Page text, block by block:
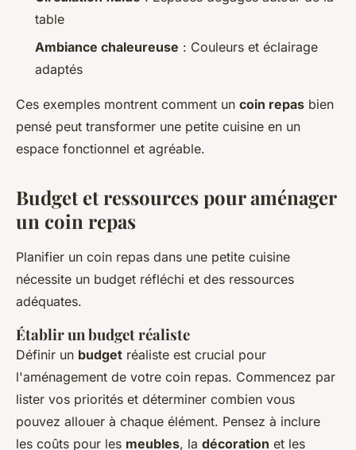
table
Ambiance chaleureuse : Couleurs et éclairage
adaptés
Ces exemples montrent comment un coin repas bien
pensé peut transformer une petite cuisine en un
espace fonctionnel et agréable.
Budget et ressources pour aménager
un coin repas
Planifier un coin repas dans une petite cuisine
nécessite un budget réfléchi et des ressources
adéquates.
Établir un budget réaliste
Définir un budget réaliste est crucial pour
l'aménagement de votre coin repas. Commencez par
lister vos priorités et déterminer combien vous
pouvez allouer à chaque élément. Pensez à inclure
les coûts pour les meubles, la décoration et les